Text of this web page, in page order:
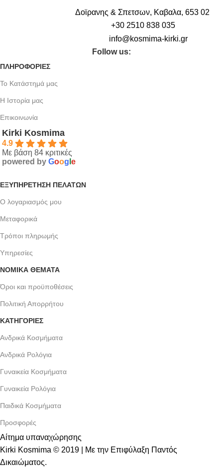
Δοϊρανης & Σπετσων, Καβαλα, 653 02
+30 2510 838 035
info@kosmima-kirki.gr
Follow us:
ΠΛΗΡΟΦΟΡΙΕΣ
Το Κατάστημά μας
Η Ιστορία μας
Επικοινωνία
Kirki Kosmima
4.9
Με βάση 84 κριτικές
powered by Goog e
ΕΞΥΠΗΡΈΤΗΣΗ ΠΕΛΑΤΏΝ
Ο λογαριασμός μου
Μεταφορικά
Τρόποι πληρωμής
Υπηρεσίες
ΝΟΜΙΚΆ ΘΈΜΑΤΑ
Όροι και προϋποθέσεις
Πολιτική Απορρήτου
ΚΑΤΗΓΟΡΙΕΣ
Ανδρικά Κοσμήματα
Ανδρικά Ρολόγια
Γυναικεία Κοσμήματα
Γυναικεία Ρολόγια
Παιδικά Κοσμήματα
Προσφορές
Αίτημα υπαναχώρησης
Kirki Kosmima © 2019 | Με την Επιφύλαξη Παντός
Δικαιώματος.